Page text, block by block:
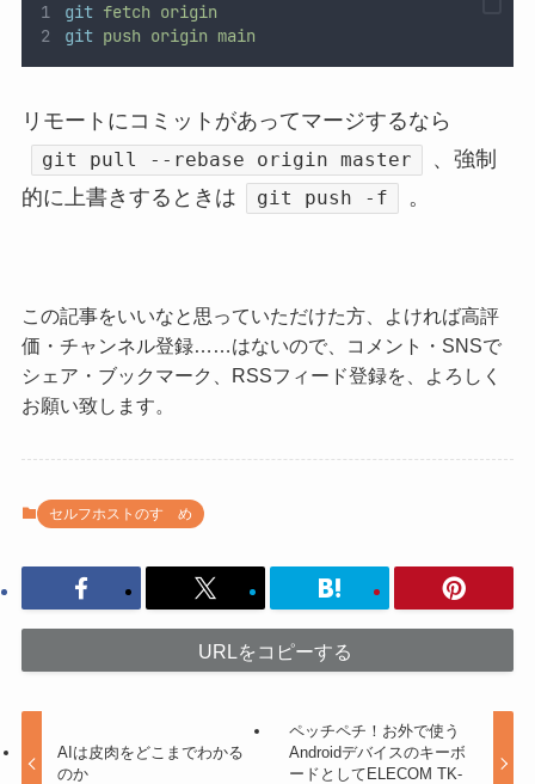
git fetch origin
git push origin main
リモートにコミットがあってマージするなら
git pull --rebase origin master
、強制
的に上書きするときは
git push -f 。
この記事をいいなと思っていただけた方、よければ高評
価・チャンネル登録……はないので、コメント・SNSで
シェア・ブックマーク、RSSフィード登録を、よろしく
お願い致します。
セルフホストのすゝめ
URLをコピーする
AIは皮肉をどこまでわかる
のか
ペッチペチ！お外で使う
Androidデバイスのキーボ
ードとしてELECOM TK-